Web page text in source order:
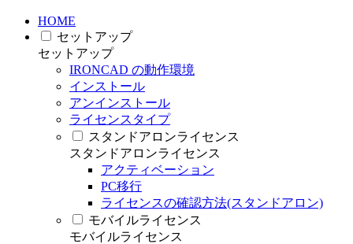
HOME
セットアップ
セットアップ
IRONCAD の動作環境
インストール
アンインストール
ライセンスタイプ
スタンドアロンライセンス
スタンドアロンライセンス
アクティベーション
PC移行
ライセンスの確認方法(スタンドアロン)
モバイルライセンス
モバイルライセンス